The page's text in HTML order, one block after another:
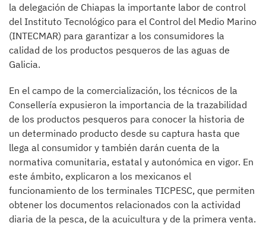
la delegación de Chiapas la importante labor de control
del Instituto Tecnológico para el Control del Medio Marino
(INTECMAR) para garantizar a los consumidores la
calidad de los productos pesqueros de las aguas de
Galicia.
En el campo de la comercialización, los técnicos de la
Consellería expusieron la importancia de la trazabilidad
de los productos pesqueros para conocer la historia de
un determinado producto desde su captura hasta que
llega al consumidor y también darán cuenta de la
normativa comunitaria, estatal y autonómica en vigor. En
este ámbito, explicaron a los mexicanos el
funcionamiento de los terminales TICPESC, que permiten
obtener los documentos relacionados con la actividad
diaria de la pesca, de la acuicultura y de la primera venta.